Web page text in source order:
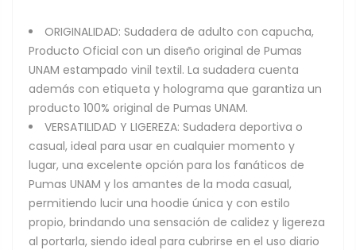
ORIGINALIDAD: Sudadera de adulto con capucha,
Producto Oficial con un diseño original de Pumas
UNAM estampado vinil textil. La sudadera cuenta
además con etiqueta y holograma que garantiza un
producto 100% original de Pumas UNAM.
VERSATILIDAD Y LIGEREZA: Sudadera deportiva o
casual, ideal para usar en cualquier momento y
lugar, una excelente opción para los fanáticos de
Pumas UNAM y los amantes de la moda casual,
permitiendo lucir una hoodie única y con estilo
propio, brindando una sensación de calidez y ligereza
al portarla, siendo ideal para cubrirse en el uso diario